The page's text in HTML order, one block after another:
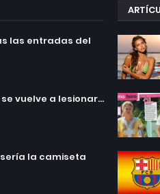
las entradas del
vuelve a lesionar...
sería la camiseta